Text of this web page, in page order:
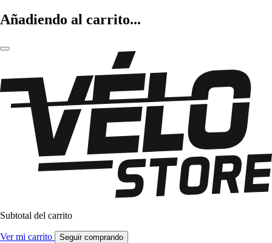
Añadiendo al carrito...
Subtotal del carrito
Ver mi carrito Seguir comprando